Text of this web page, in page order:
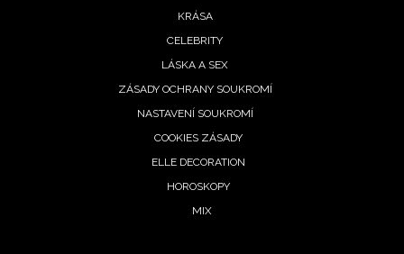
Přihlášením k newsletteru souhlasíte s
podmínkami společnosti BurdaMedia Extra s.r.o.
potvrzujete, že jste se seznámili se
ochrany soukromí- BurdaMedia Extra s.r.o. bude s
Vašimi údaji pracovat zejména k organizaci a
Chcete navíc dostávat i další zajímavé a exkluzivní
informace od našich partnerů? Pokud souhlasíte se
soukromí BurdaMedia Extra s.r.o.
KRÁSA
CELEBRITY
LÁSKA A SEX
ZÁSADY OCHRANY SOUKROMÍ
NASTAVENÍ SOUKROMÍ
COOKIES ZÁSADY
ELLE DECORATION
HOROSKOPY
MIX